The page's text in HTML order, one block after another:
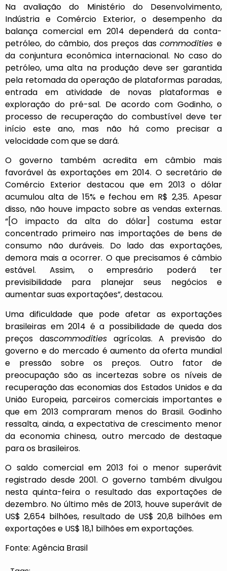
Na avaliação do Ministério do Desenvolvimento,
Indústria e Comércio Exterior, o desempenho da
balança comercial em 2014 dependerá da conta-
petróleo, do câmbio, dos preços dascommodities e
da conjuntura econômica internacional. No caso do
petróleo, uma alta na produção deve ser garantida
pela retomada da operação de plataformas paradas,
entrada em atividade de novas plataformas e
exploração do pré-sal. De acordo com Godinho, o
processo de recuperação do combustível deve ter
início este ano, mas não há como precisar a
velocidade com que se dará.
O governo também acredita em câmbio mais
favorável às exportações em 2014. O secretário de
Comércio Exterior destacou que em 2013 o dólar
acumulou alta de 15% e fechou em R$ 2,35. Apesar
disso, não houve impacto sobre as vendas externas.
“[O impacto da alta do dólar] costuma estar
concentrado primeiro nas importações de bens de
consumo não duráveis. Do lado das exportações,
demora mais a ocorrer. O que precisamos é câmbio
estável. Assim, o empresário poderá ter
previsibilidade para planejar seus negócios e
aumentar suas exportações”, destacou.
Uma dificuldade que pode afetar as exportações
brasileiras em 2014 é a possibilidade de queda dos
preços dascommoditiesagrícolas. A previsão do
governo e do mercado é aumento da oferta mundial
e pressão sobre os preços. Outro fator de
preocupação são as incertezas sobre os níveis de
recuperação das economias dos Estados Unidos e da
União Europeia, parceiros comerciais importantes e
que em 2013 compraram menos do Brasil. Godinho
ressalta, ainda, a expectativa de crescimento menor
da economia chinesa, outro mercado de destaque
para os brasileiros.
O saldo comercial em 2013 foi o menor superávit
registrado desde 2001. O governo também divulgou
nesta quinta-feira o resultado das exportações de
dezembro. No último mês de 2013, houve superávit de
US$ 2,654 bilhões, resultado de US$ 20,8 bilhões em
exportações e US$ 18,1 bilhões em exportações.
Fonte: Agência Brasil